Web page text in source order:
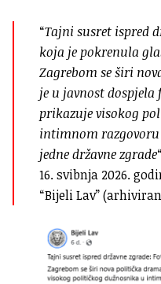
“Tajni susret ispred
koja je pokrenula
Zagrebom se širi
je u javnost
prikazuje visokog
intimnom razgovoru
jedne državne zgrade
16. svibnja 2026.
“Bijeli Lav” (arhiviran